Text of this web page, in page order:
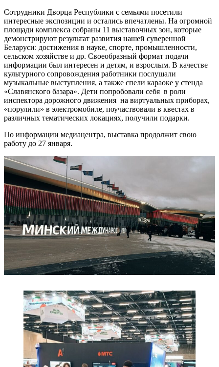
Сотрудники Дворца Республики с семьями посетили
интересные экспозиции и остались впечатлены. На огромной
площади комплекса собраны 11 выставочных зон, которые
демонстрируют результат развития нашей суверенной
Беларуси: достижения в науке, спорте, промышленности,
сельском хозяйстве и др. Своеобразный формат подачи
информации был интересен и детям, и взрослым. В качестве
культурного сопровождения работники послушали
музыкальные выступления, а также спели караоке у стенда
«Славянского базара». Дети попробовали себя в роли
инспектора дорожного движения на виртуальных приборах,
«порулили» в электромобиле, поучаствовали в квестах в
различных тематических локациях, получили подарки.
По информации медиацентра, выставка продолжит свою
работу до 27 января.